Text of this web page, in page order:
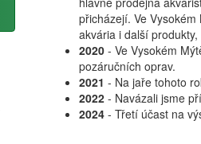
přicházejí. Ve
akvária i další
2020 - Ve Vysokém
pozáručních oprav.
2021 - Na jaře tohoto
2022 - Navázali jsme
2024 - Třetí účast na